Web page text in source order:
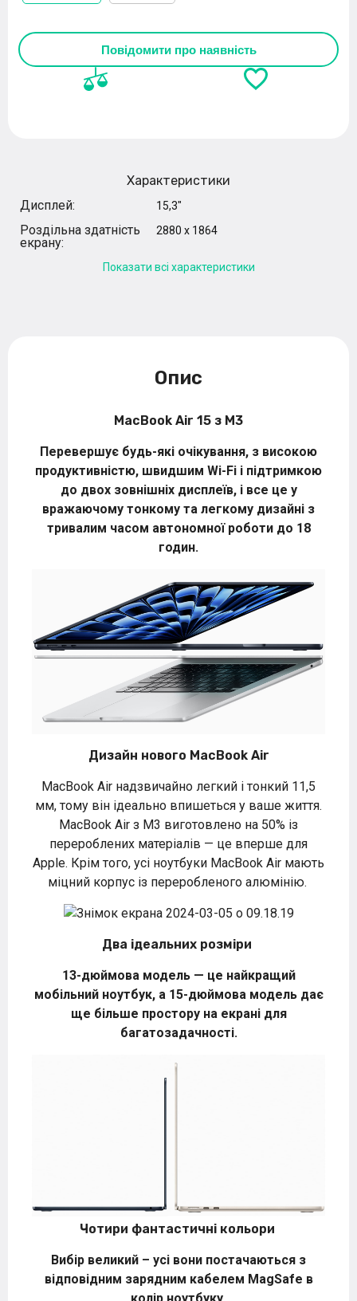
Повідомити про наявність
Характеристики
Дисплей:
15,3"
Роздільна здатність
екрану:
2880 x 1864
Показати всі характеристики
Опис
MacBook Air 15 з M3
Перевершує будь-які очікування, з високою
продуктивністю, швидшим Wi-Fi і підтримкою
до двох зовнішніх дисплеїв, і все це у
вражаючому тонкому та легкому дизайні з
тривалим часом автономної роботи до 18
годин.
Дизайн нового MacBook Air
MacBook Air надзвичайно легкий і тонкий 11,5
мм, тому він ідеально впишеться у ваше життя.
MacBook Air з M3 виготовлено на 50% із
перероблених матеріалів — це вперше для
Apple. Крім того, усі ноутбуки MacBook Air мають
міцний корпус із переробленого алюмінію.
Два ідеальних розміри
13-дюймова модель — це найкращий
мобільний ноутбук, а 15-дюймова модель дає
ще більше простору на екрані для
багатозадачності.
Чотири фантастичні кольори
Вибір великий – усі вони постачаються з
відповідним зарядним кабелем MagSafe в